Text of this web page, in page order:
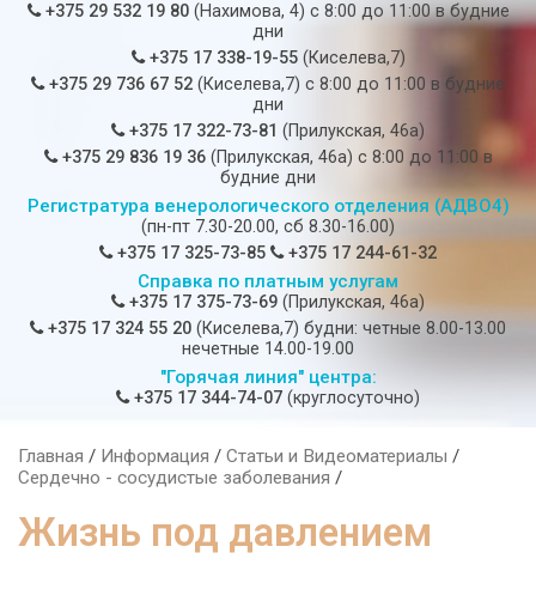
+375 29 532 19 80(Нахимова, 4) c 8:00 до 11:00 в будние
дни
+375 17 338-19-55(Киселева,7)
+375 29 736 67 52 (Киселева,7) c 8:00 до 11:00 в будние
дни
+375 17 322-73-81 (Прилукская, 46а)
+375 29 836 19 36(Прилукская, 46а) c 8:00 до 11:00 в
будние дни
Регистратура венерологического отделения (АДВО4)
(пн-пт 7.30-20.00, сб 8.30-16.00)
+375 17 325-73-85
+375 17 244-61-32
Справка по платным услугам
+375 17 375-73-69 (Прилукская, 46а)
+375 17 324 55 20 (Киселева,7) будни: четные 8.00-13.00
нечетные 14.00-19.00
"Горячая линия" центра:
+375 17 344-74-07 (круглосуточно)
Главная / Информация / Статьи и Видеоматериалы /
Сердечно - сосудистые заболевания /
Жизнь под давлением